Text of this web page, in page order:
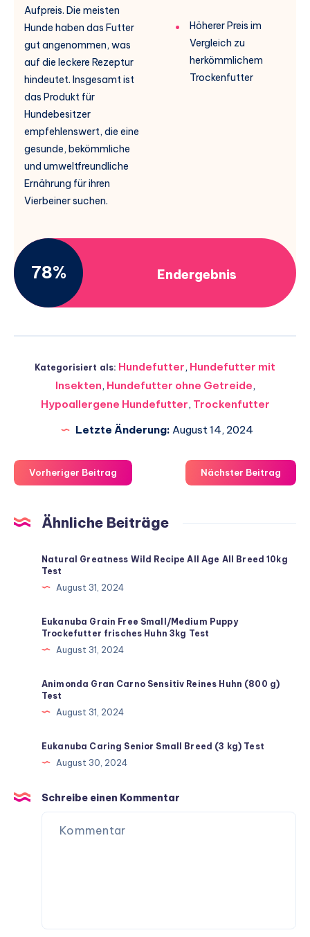
Aufpreis. Die meisten
Hunde haben das Futter
gut angenommen, was
auf die leckere Rezeptur
hindeutet. Insgesamt ist
das Produkt für
Hundebesitzer
empfehlenswert, die eine
gesunde, bekömmliche
und umweltfreundliche
Ernährung für ihren
Vierbeiner suchen.
Höherer Preis im
Vergleich zu
herkömmlichem
Trockenfutter
78% Endergebnis
Kategorisiert als: Hundefutter, Hundefutter mit
Insekten, Hundefutter ohne Getreide,
Hypoallergene Hundefutter, Trockenfutter
Letzte Änderung: August 14, 2024
Vorheriger Beitrag Nächster Beitrag
Ähnliche Beiträge
Natural Greatness Wild Recipe All Age All Breed 10kg
Test
August 31, 2024
Eukanuba Grain Free Small/Medium Puppy
Trockefutter frisches Huhn 3kg Test
August 31, 2024
Animonda Gran Carno Sensitiv Reines Huhn (800 g)
Test
August 31, 2024
Eukanuba Caring Senior Small Breed (3 kg) Test
August 30, 2024
Schreibe einen Kommentar